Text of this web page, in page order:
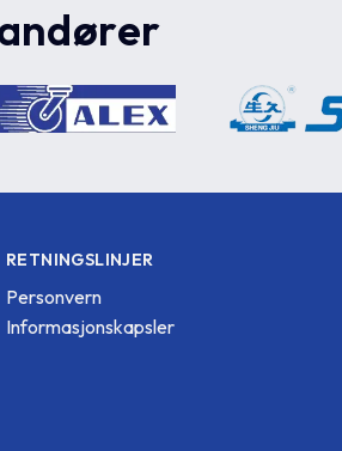
RETNINGSLINJER
Personvern
Informasjonskapsler